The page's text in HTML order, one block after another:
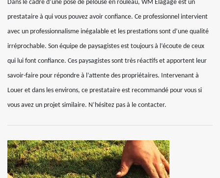
Dans le cadre d’une pose de pelouse en rouleau, WM Elagage est un
prestataire à qui vous pouvez avoir confiance. Ce professionnel intervient
avec un professionnalisme inégalable et les prestations sont d’une qualité
irréprochable. Son équipe de paysagistes est toujours à l’écoute de ceux
qui lui font confiance. Ces paysagistes sont très réactifs et apportent leur
savoir-faire pour répondre à l’attente des propriétaires. Intervenant à
Louer et dans les environs, ce prestataire est recommandé pour vous si
vous avez un projet similaire. N’hésitez pas à le contacter.